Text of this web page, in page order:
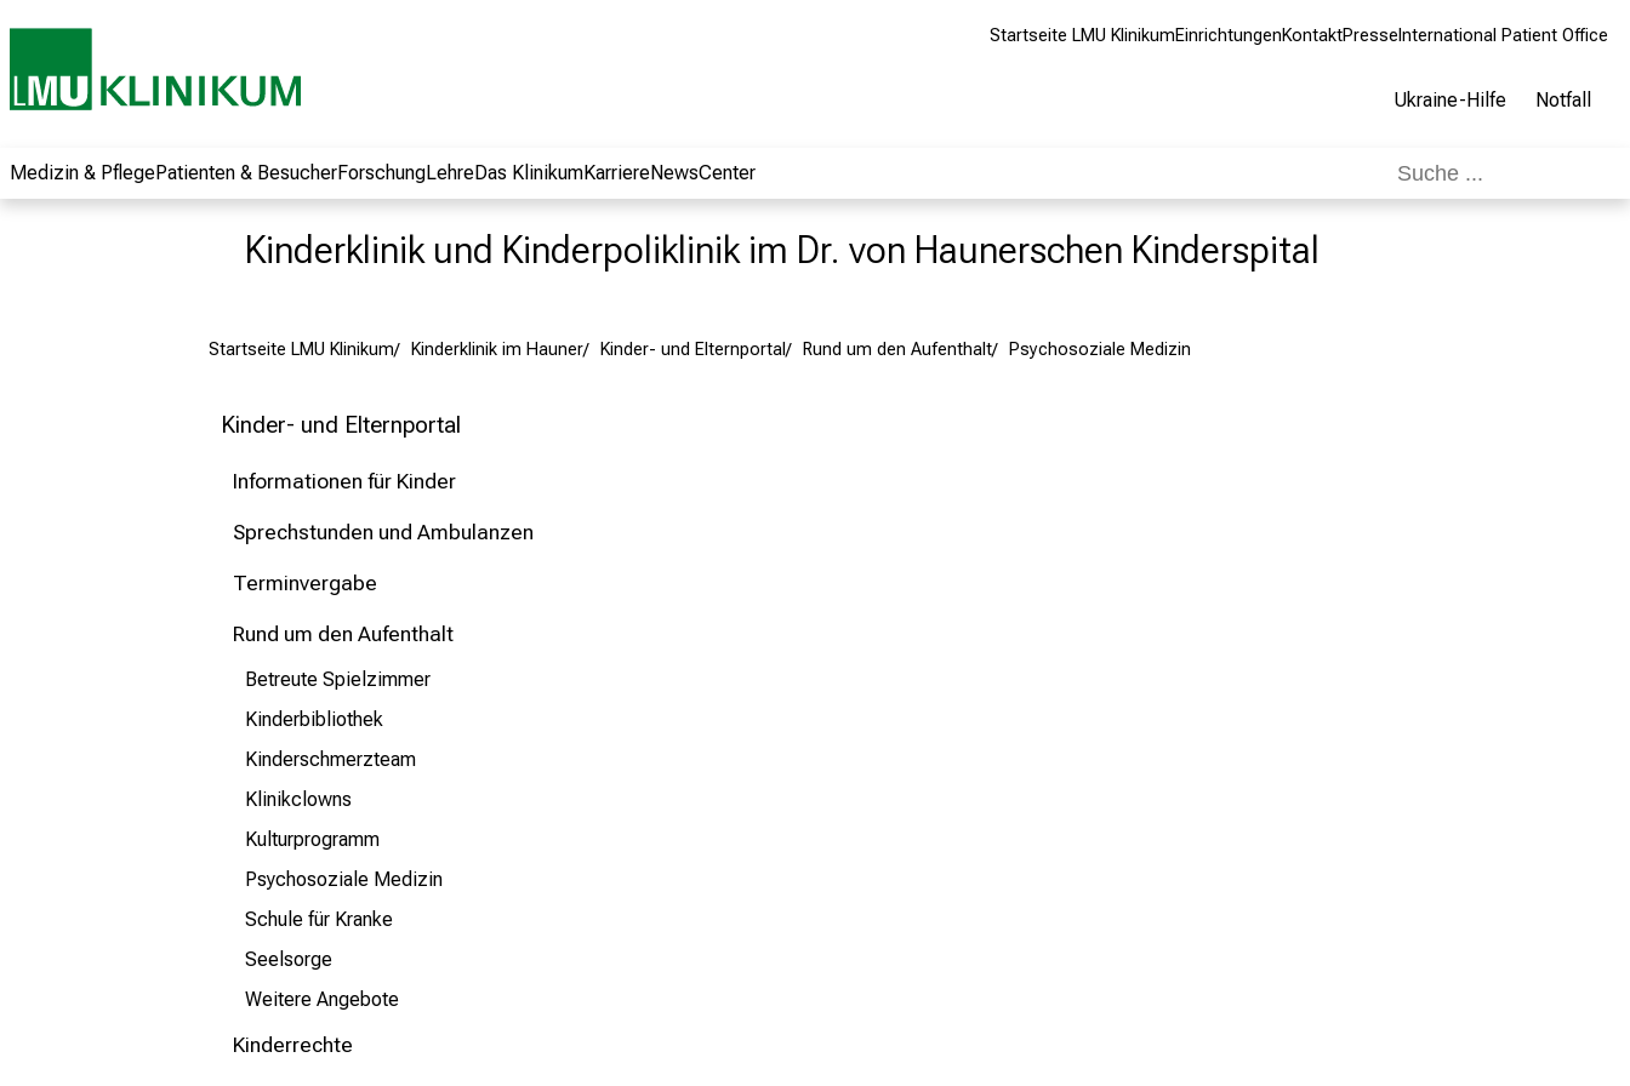
Startseite LMU KlinikumEinrichtungenKontaktPresse International Patient Office
Ukraine-Hilfe Notfall
Medizin & PflegePatienten & BesucherForschungLehreDas KlinikumKarriereNewsCenter
Kinderklinik und Kinderpoliklinik im Dr. von Haunerschen Kinderspital
Startseite LMU Klinikum Kinderklinik im Hauner Kinder- und Elternportal Rund um den Aufenthalt Psychosoziale Medizin
Kinder- und Elternportal
Informationen für Kinder
Sprechstunden und Ambulanzen
Terminvergabe
Rund um den Aufenthalt
Betreute Spielzimmer
Kinderbibliothek
Kinderschmerzteam
Klinikclowns
Kulturprogramm
Psychosoziale Medizin
Schule für Kranke
Seelsorge
Weitere Angebote
Kinderrechte
Informationen zu
Jobs, Ausbildungen
Weiterbildungen.
Kommen Sie
begeistern – ganz
ohne Anmeldung.
mehr Informationen